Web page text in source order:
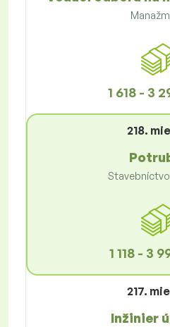
1 618 - 3
218.
1 118 - 3
217.
Inžinier